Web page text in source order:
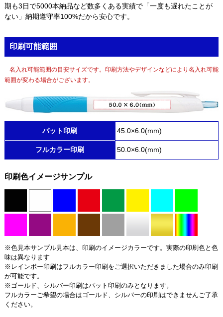
期も3日で5000本納品など数多くある実績で「一度も遅れたことが
ない」納期遵守率100%だから安心です。
印刷可能範囲
名入れ可能範囲の目安サイズです。印刷方法やデザインなどにより名入れ可能
範囲が変わる場合がございます。
パット印刷 45.0×6.0(mm)
フルカラー印刷 50.0×6.0(mm)
印刷色イメージサンプル
※色見本サンプル見本は、印刷のイメージカラーです。実際の印刷色と色
味は異なります
※レインボー印刷はフルカラー印刷をご選択いただきました場合のみ印刷
が可能です。
※ゴールド、シルバー印刷はパット印刷のみとなります。
フルカラーご希望の場合はゴールド、シルバーの印刷はできませんご了承
ください。